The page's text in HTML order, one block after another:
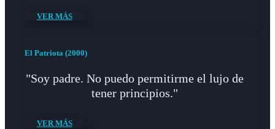
VER MÁS
El Patriota (2000)
"Soy padre. No puedo permitirme el lujo de
tener principios."
VER MÁS